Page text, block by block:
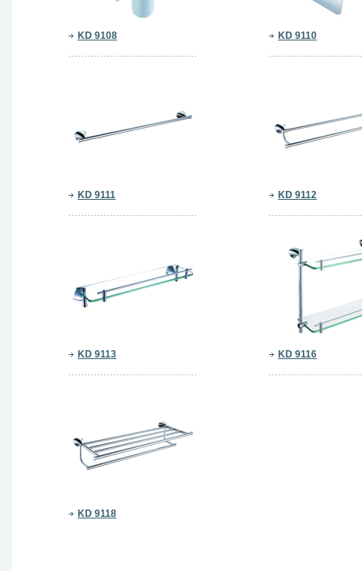
KD 9108 KD 9110
KD 9111 KD 9112
KD 9113 KD 9116
KD 9118